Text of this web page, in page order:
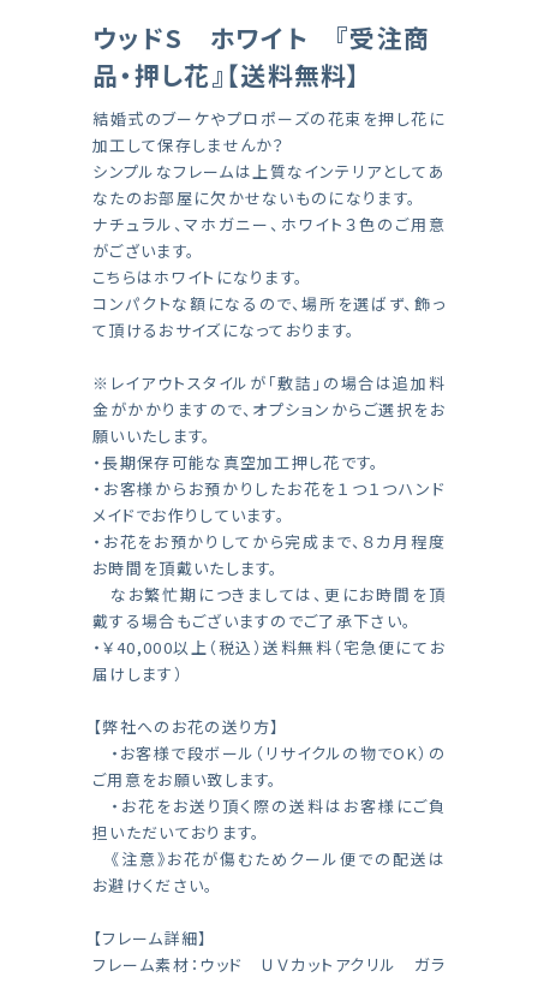
ウッドS ホワイト 『受注商
品・押し花』【送料無料】
結婚式のブーケやプロポーズの花束を押し花に
加工して保存しませんか？
シンプルなフレームは上質なインテリアとしてあ
なたのお部屋に欠かせないものになります。
ナチュラル、マホガニー、ホワイト３色のご用意
がございます。
こちらはホワイトになります。
コンパクトな額になるので、場所を選ばず、飾っ
て頂けるおサイズになっております。
※レイアウトスタイルが「敷詰」の場合は追加料
金がかかりますので、オプションからご選択をお
願いいたします。
・長期保存可能な真空加工押し花です。
・お客様からお預かりしたお花を１つ１つハンド
メイドでお作りしています。
・お花をお預かりしてから完成まで、８カ月程度
お時間を頂戴いたします。
なお繁忙期につきましては、更にお時間を頂
戴する場合もございますのでご了承下さい。
・￥40,000以上（税込）送料無料（宅急便にてお
届けします）
【弊社へのお花の送り方】
・お客様で段ボール（リサイクルの物でOK）の
ご用意をお願い致します。
・お花をお送り頂く際の送料はお客様にご負
担いただいております。
《注意》お花が傷むためクール便での配送は
お避けください。
【フレーム詳細】
フレーム素材：ウッド ＵＶカットアクリル ガラ